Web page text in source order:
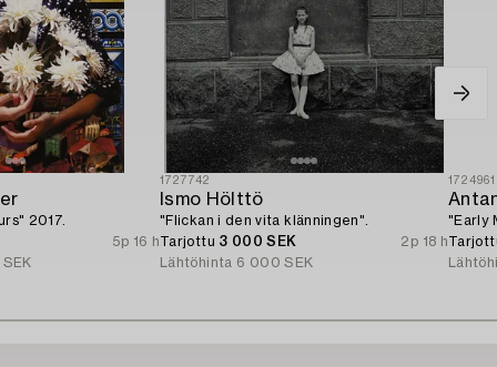
2017.
5p 16 h
1727742
Ismo Hölttö
"Flickan i den vita klänningen".
Tarjottu 3 000 SEK
2p 18 h
Lähtöhinta 6 000 SEK
1724961
"Early